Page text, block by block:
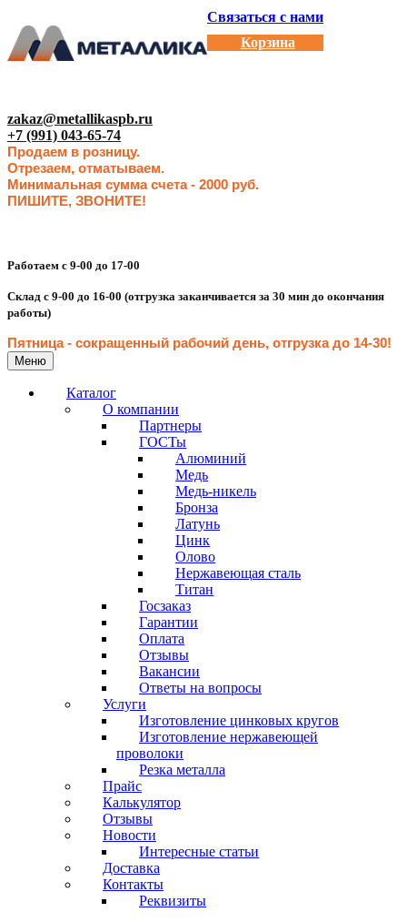
Связаться с нами
Корзина
zakaz@metallikaspb.ru
+7 (991) 043-65-74
Продаем в розницу.
Отрезаем, отматываем.
Минимальная сумма счета - 2000 руб.
ПИШИТЕ, ЗВОНИТЕ!
Работаем с 9-00 до 17-00
Склад с 9-00 до 16-00 (отгрузка заканчивается за 30 мин до окончания
работы)
Пятница - сокращенный рабочий день, отгрузка до 14-30!
Меню
Каталог
О компании
Партнеры
ГОСТы
Алюминий
Медь
Медь-никель
Бронза
Латунь
Цинк
Олово
Нержавеющая сталь
Титан
Госзаказ
Гарантии
Оплата
Отзывы
Вакансии
Ответы на вопросы
Услуги
Изготовление цинковых кругов
Изготовление нержавеющей
проволоки
Резка металла
Прайс
Калькулятор
Отзывы
Новости
Интересные статьи
Доставка
Контакты
Реквизиты